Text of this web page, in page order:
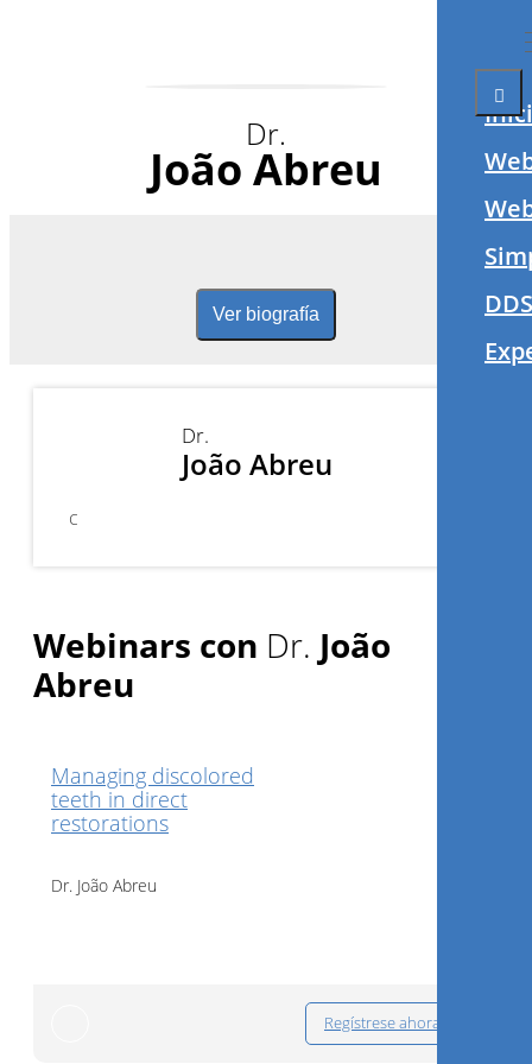
Dr.
João Abreu
Ver biografía
Dr.
João Abreu
c
Webinars con Dr. João
Abreu
Managing discolored
teeth in direct
restorations
Dr. João Abreu
Regístrese ahora